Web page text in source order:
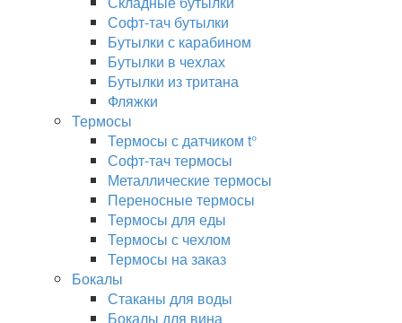
Софт-тач бутылки
Бутылки с карабином
Бутылки в чехлах
Бутылки из тритана
Фляжки
Термосы
Термосы с датчиком t°
Софт-тач термосы
Металлические термосы
Переносные термосы
Термосы для еды
Термосы с чехлом
Термосы на заказ
Бокалы
Стаканы для воды
Бокалы для вина